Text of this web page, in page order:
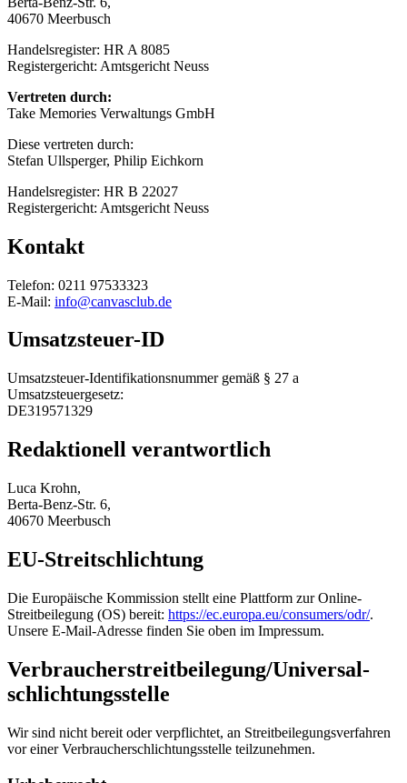
40670 Meerbusch
Handelsregister: HR A 8085
Registergericht: Amtsgericht Neuss
Vertreten durch:
Take Memories Verwaltungs GmbH
Diese vertreten durch:
Stefan Ullsperger, Philip Eichkorn
Handelsregister: HR B 22027
Registergericht: Amtsgericht Neuss
Kontakt
Telefon: 0211 97533323
E-Mail: info@canvasclub.de
Umsatzsteuer-ID
Umsatzsteuer-Identifikationsnummer gemäß § 27 a
Umsatzsteuergesetz:
DE319571329
Redaktionell verantwortlich
Luca Krohn,
Berta-Benz-Str. 6,
40670 Meerbusch
EU-Streitschlichtung
Die Europäische Kommission stellt eine Plattform zur Online-
Streitbeilegung (OS) bereit: https://ec.europa.eu/consumers/odr/.
Unsere E-Mail-Adresse finden Sie oben im Impressum.
Verbraucher­streit­beilegung/Universal­
schlichtungs­stelle
Wir sind nicht bereit oder verpflichtet, an Streitbeilegungsverfahren
vor einer Verbraucherschlichtungsstelle teilzunehmen.